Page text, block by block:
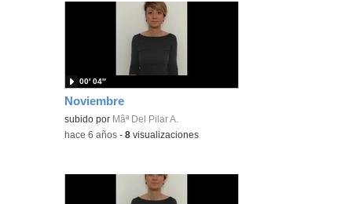
Noviembre
subido por Mâª Del Pilar A.
00′ 04″
-hace 6 años -8 visualizaciones